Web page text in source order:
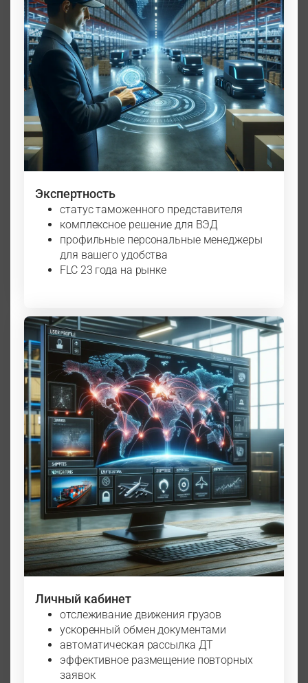
Экспертность
статус таможенного представителя
комплексное решение для ВЭД
профильные персональные менеджеры
для вашего удобства
FLC 23 года на рынке
Личный кабинет
отслеживание движения грузов
ускоренный обмен документами
автоматическая рассылка ДТ
эффективное размещение повторных
заявок